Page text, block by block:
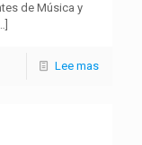
de Música y
Lee mas